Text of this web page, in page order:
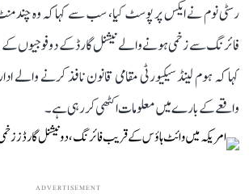
رسٹی نوم نے ایکس پر پوسٹ کیا، سب سے کہا کہ وہ چند
فائرنگ سے زخمی ہونے والے نیشنل گارڈ کے دو فوجیوں
کہا کہ ہوم لینڈ سیکیورٹی مقامی قانون نافذ کرنے
واقعے کے بارے میں معلومات اکٹھی کر رہی ہے۔
ADVERTISEMENT